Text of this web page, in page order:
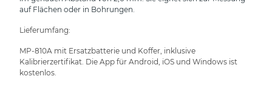
auf Flächen oder in Bohrungen.
Lieferumfang:
MP-810A mit Ersatzbatterie und Koffer, inklusive
Kalibrierzertifikat. Die App für Android, iOS und Windows ist
kostenlos.